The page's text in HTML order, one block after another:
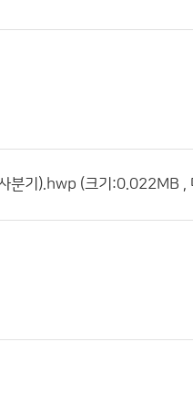
분기).hwp (크기:0.022MB